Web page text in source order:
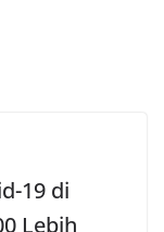
19 di
Lebih